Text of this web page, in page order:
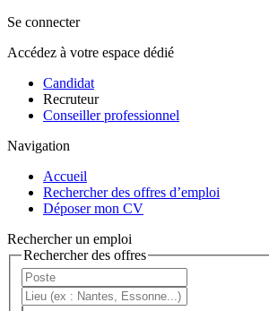
Se connecter
Accédez à votre espace dédié
Candidat
Recruteur
Conseiller professionnel
Navigation
Accueil
Rechercher des offres d’emploi
Déposer mon CV
Rechercher un emploi
Rechercher des offres